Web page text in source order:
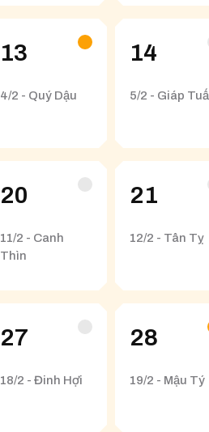
13
4/2 - Quý Dậu
14
5/2 - Giáp
20
11/2 - Canh
Thìn
21
12/2 - Tân Tỵ
27
18/2 - Đinh Hợi
28
19/2 - Mậu Tý